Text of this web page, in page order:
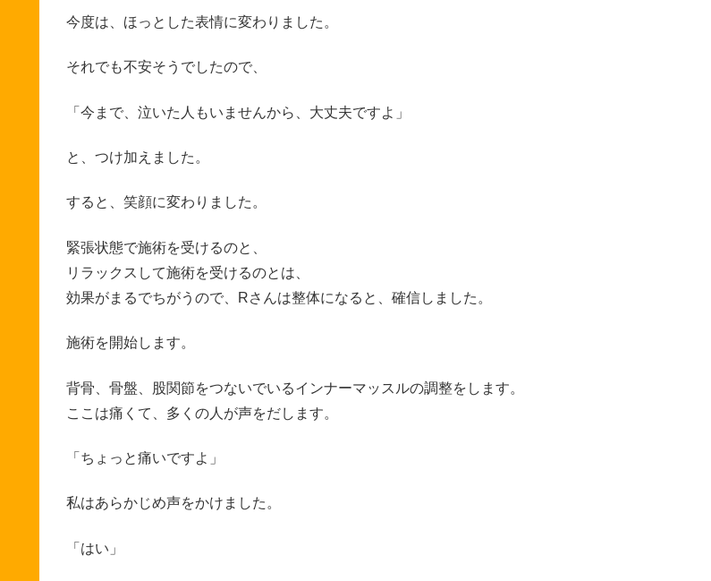
今度は、ほっとした表情に変わりました。
それでも不安そうでしたので、
「今まで、泣いた人もいませんから、大丈夫ですよ」
と、つけ加えました。
すると、笑顔に変わりました。
緊張状態で施術を受けるのと、
リラックスして施術を受けるのとは、
効果がまるでちがうので、Rさんは整体になると、確信しました。
施術を開始します。
背骨、骨盤、股関節をつないでいるインナーマッスルの調整をします。
ここは痛くて、多くの人が声をだします。
「ちょっと痛いですよ」
私はあらかじめ声をかけました。
「はい」